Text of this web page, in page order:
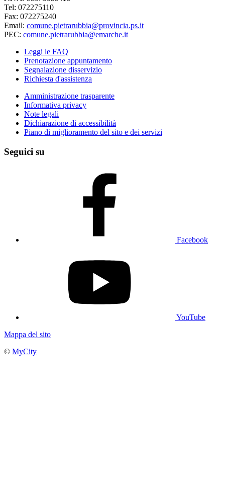
Tel: 072275110
Fax: 072275240
Email: comune.pietrarubbia@provincia.ps.it
PEC: comune.pietrarubbia@emarche.it
Leggi le FAQ
Prenotazione appuntamento
Segnalazione disservizio
Richiesta d'assistenza
Amministrazione trasparente
Informativa privacy
Note legali
Dichiarazione di accessibilità
Piano di miglioramento del sito e dei servizi
Seguici su
Facebook
YouTube
Mappa del sito
© MyCity